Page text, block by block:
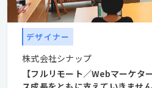
デザイナー
株式会社シナップ
【フルリモート／Webマーケタ